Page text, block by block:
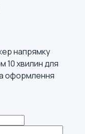
напрямку
10 хвилин для
оформлення